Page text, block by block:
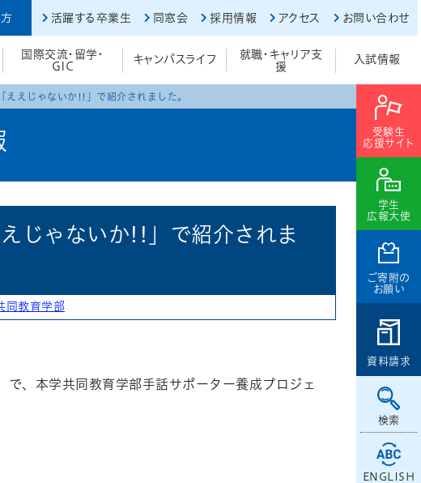
活躍する卒業生 同窓会 採用情報 アクセス お問い合わせ
国際交流・留学・
GIC
キャンパスライフ
就職・キャリア支
援
入試情報
受験生
応援サイト
学生
広報大使
ご寄附の
お願い
資料請求
検索
ENGLISH
ええじゃないか!!」で紹介されました。
じゃないか!!」で紹介されま
同教育学部
、本学共同教育学部手話サポーター養成プロジェ